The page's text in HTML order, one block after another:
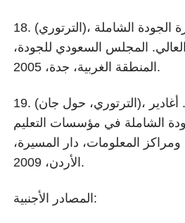
18. (الترتوري)، د. محمد عوض، إدارة الجودة الشاملة
المجلس السعودي للجودة،
المنطقة الغربية، جدة، 2005.
19. (الترتوري، حول جان)، د. محمد عوض، د. أغادير
الشاملة في مؤسسات التعليم
ومراكز المعلومات، دار المسيرة،
الأردن، 2009.
المصادر الأجنبية: